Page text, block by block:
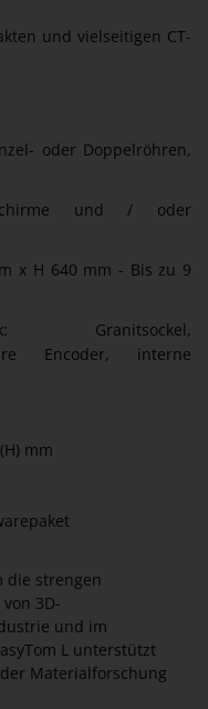
und vielseitigen CT-
oder Doppelröhren,
und / oder
x H 640 mm - Bis zu 9
Granitsockel,
Encoder, interne
mm
die strengen
3D-
und im
L unterstützt
Materialforschung